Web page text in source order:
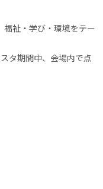
祉・学び・環境をテー
タ期間中、会場内で点